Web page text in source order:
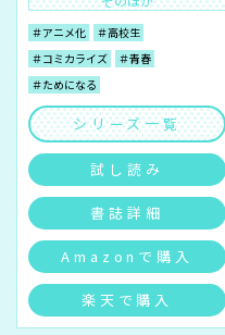
＃アニメ化
＃高校生
＃コミカライズ
＃青春
＃ためになる
シリーズ一覧
試し読み
書誌詳細
Amazonで購入
楽天で購入